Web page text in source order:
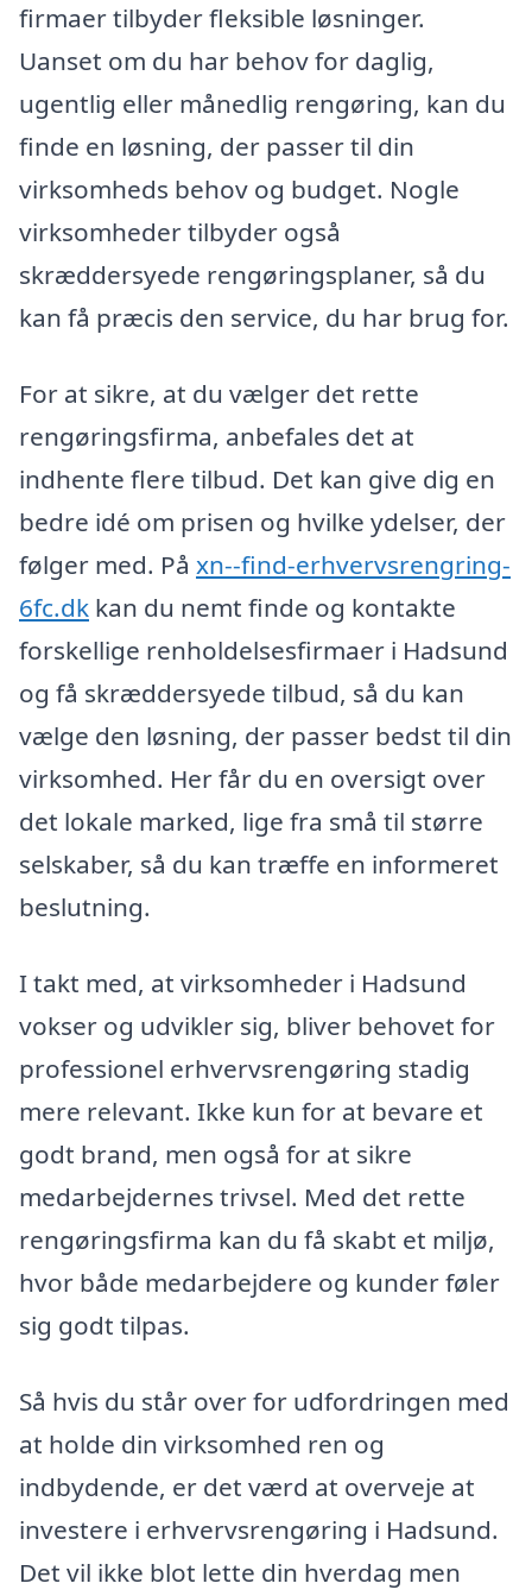
firmaer tilbyder fleksible løsninger.
Uanset om du har behov for daglig,
ugentlig eller månedlig rengøring, kan du
finde en løsning, der passer til din
virksomheds behov og budget. Nogle
virksomheder tilbyder også
skræddersyede rengøringsplaner, så du
kan få præcis den service, du har brug for.
For at sikre, at du vælger det rette
rengøringsfirma, anbefales det at
indhente flere tilbud. Det kan give dig en
bedre idé om prisen og hvilke ydelser, der
følger med. På xn--find-erhvervsrengring-
6fc.dk kan du nemt finde og kontakte
forskellige renholdelsesfirmaer i Hadsund
og få skræddersyede tilbud, så du kan
vælge den løsning, der passer bedst til din
virksomhed. Her får du en oversigt over
det lokale marked, lige fra små til større
selskaber, så du kan træffe en informeret
beslutning.
I takt med, at virksomheder i Hadsund
vokser og udvikler sig, bliver behovet for
professionel erhvervsrengøring stadig
mere relevant. Ikke kun for at bevare et
godt brand, men også for at sikre
medarbejdernes trivsel. Med det rette
rengøringsfirma kan du få skabt et miljø,
hvor både medarbejdere og kunder føler
sig godt tilpas.
Så hvis du står over for udfordringen med
at holde din virksomhed ren og
indbydende, er det værd at overveje at
investere i erhvervsrengøring i Hadsund.
Det vil ikke blot lette din hverdag men